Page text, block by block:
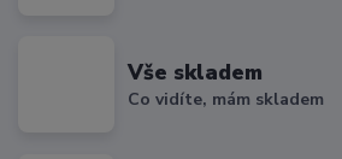
Vše skladem
Co vidíte, mám skladem